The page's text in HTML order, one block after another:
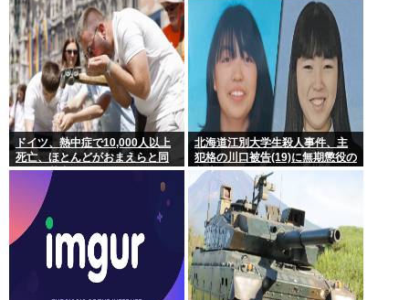
ドイツ、熱中症で10,000人以上
死亡、ほとんどがおまえらと同
年代、若者は元気
北海道江別大学生殺人事件、主
犯格の川口被告(19)に無期懲役の
判決